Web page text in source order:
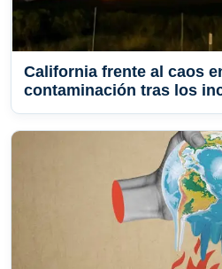
California frente al caos
contaminación tras los